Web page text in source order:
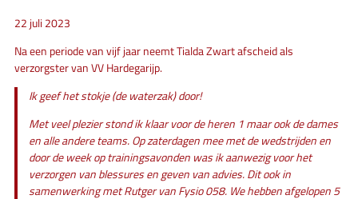
22 juli 2023
Na een periode van vijf jaar neemt Tialda Zwart afscheid als
verzorgster van VV Hardegarijp.
Ik geef het stokje (de waterzak) door!
Met veel plezier stond ik klaar voor de heren 1 maar ook de dames
en alle andere teams. Op zaterdagen mee met de wedstrijden en
door de week op trainingsavonden was ik aanwezig voor het
verzorgen van blessures en geven van advies. Dit ook in
samenwerking met Rutger van Fysio 058. We hebben afgelopen 5